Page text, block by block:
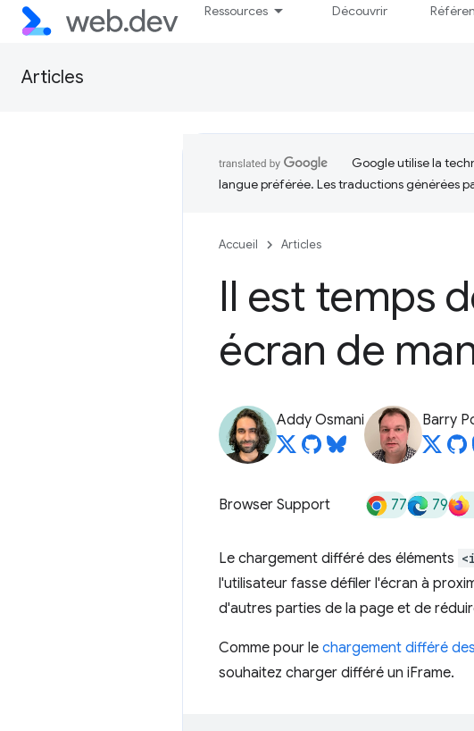
Ressources Découvrir
Articles
Google utilise la
langue préférée. Les traductions générées
Accueil Articles
Il est temps
écran de
Addy Osmani Barry
Browser Support 77 79
Le chargement différé des éléments
l'utilisateur fasse défiler l'écran à
d'autres parties de la page et de
Comme pour le chargement différé
souhaitez charger différé un iFrame.